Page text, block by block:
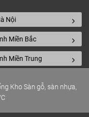
Nội
Miền Bắc
Miền Trung
Kho Sàn gỗ, sàn nhựa,